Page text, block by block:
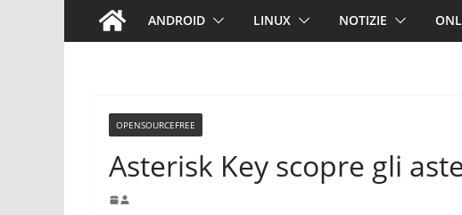
ANDROID LINUX NOTIZIE
OPENSOURCEFREE
Asterisk Key scopre gli